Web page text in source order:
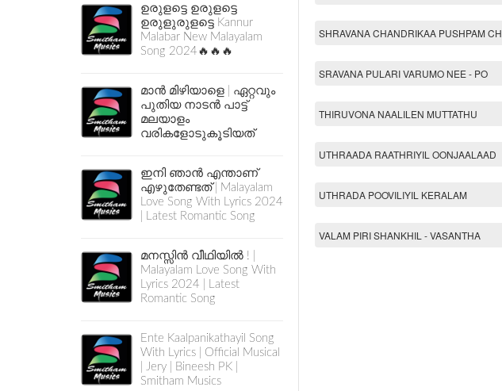
ഉരുളട്ടെ ഉരുളട്ടെ
ഉരുളുരുളട്ടെ Kannur
Malabar New Malayalam
Song 2024🔥🔥🔥
മാൻ മിഴിയാളെ | ഏറ്റവും
പുതിയ നാടൻ പാട്ട്
മലയാളം
വരികളോടുകൂടിയത്
ഇനി ഞാൻ എന്താണ്
എഴുതേണ്ടത് | Malayalam
Love Song With Lyrics 2024
| Latest Romantic Song
മനസ്സിൻ വീഥിയിൽ ! |
Malayalam Love Song With
Lyrics 2024 | Latest
Romantic Song
Ente Kaalpanikathayil Song
With Lyrics | Official Musical
| Jery | Bineesh PK |
Smitham Musics
SHRAVANA CHANDRIKAA PUSHPAM CH
SRAVANA PULARI VARUMO NEE - PO
THIRUVONA NAALILEN MUTTATHU
UTHRAADA RAATHRIYIL OONJAALAAD
UTHRADA POOVILIYIL KERALAM
VALAM PIRI SHANKHIL - VASANTHA